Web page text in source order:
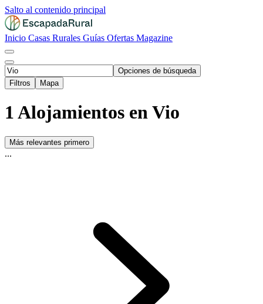
Salto al contenido principal
Inicio Casas Rurales Guías Ofertas Magazine
Opciones de búsqueda
Filtros
Mapa
1 Alojamientos en Vio
Más relevantes primero
...